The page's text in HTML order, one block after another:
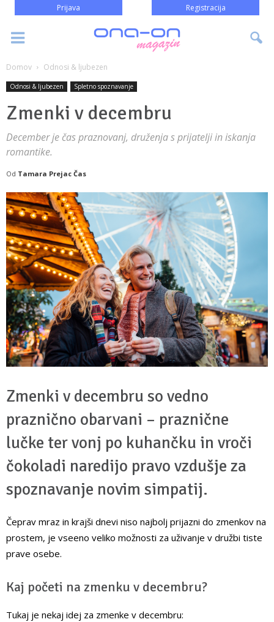
Prijava Registracija
Domov Odnosi & ljubezen
Odnosi & ljubezen Spletno spoznavanje
Zmenki v decembru
December je čas praznovanj, druženja s prijatelji in iskanja
romantike.
Od Tamara Prejac Čas
Zmenki v decembru so vedno
praznično obarvani – praznične
lučke ter vonj po kuhančku in vroči
čokoladi naredijo pravo vzdušje za
spoznavanje novim simpatij.
Čeprav mraz in krajši dnevi niso najbolj prijazni do zmenkov na
prostem, je vseeno veliko možnosti za uživanje v družbi tiste
prave osebe.
Kaj početi na zmenku v decembru?
Tukaj je nekaj idej za zmenke v decembru: